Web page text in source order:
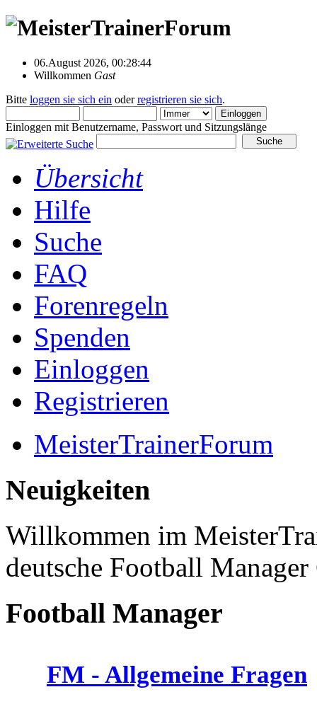
06.August 2026, 00:28:44
Willkommen Gast
Bitte loggen sie sich ein oderregistrieren sie sich.
Einloggen mit Benutzername, Passwort und Sitzungslänge
Übersicht
Hilfe
Suche
FAQ
Forenregeln
Spenden
Einloggen
Registrieren
MeisterTrainerForum
Neuigkeiten
Willkommen im
deutsche Football
Football Manager
FM - Allgemeine Fragen